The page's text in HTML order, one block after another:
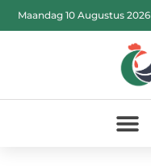
Maandag 10 Augustus 2026